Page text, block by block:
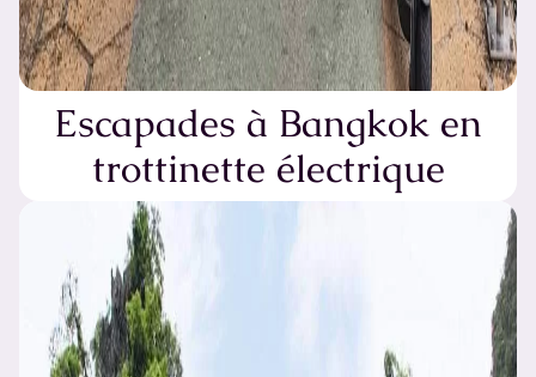
Escapades à Bangkok en
trottinette électrique